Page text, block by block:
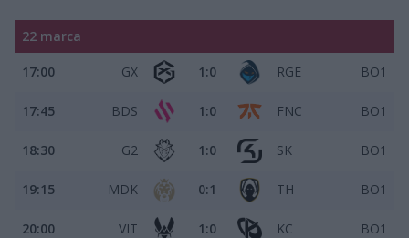
22 marca
17:00 GX 1:0 RGE BO1
17:45 BDS 1:0 FNC BO1
18:30 G2 1:0 SK BO1
19:15 MDK 0:1 TH BO1
20:00 VIT 1:0 KC BO1